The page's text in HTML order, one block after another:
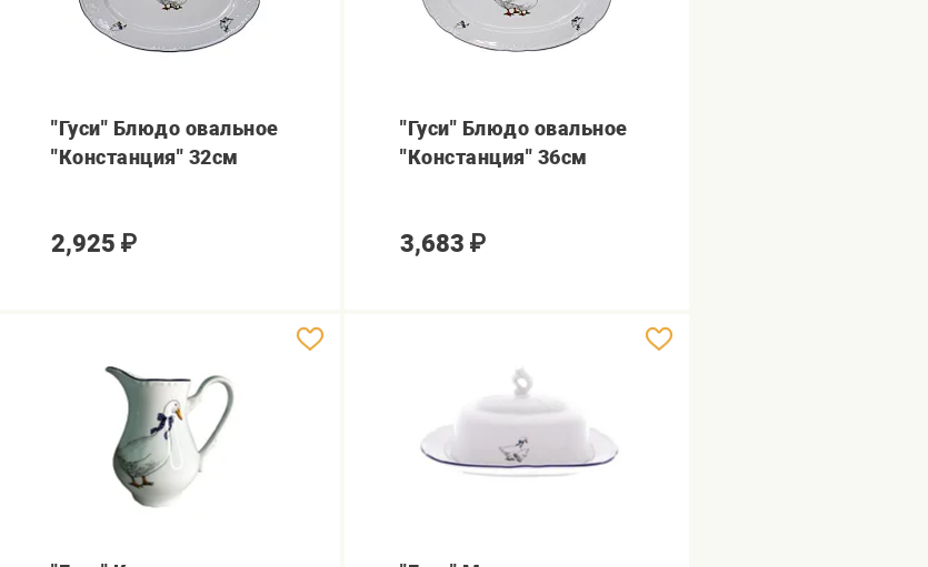
"Гуси" Блюдо овальное
"Констанция" 32см
2,925 ₽
"Гуси" Блюдо овальное
"Констанция" 36см
3,683 ₽